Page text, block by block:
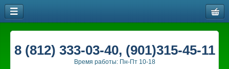
8 (812) 333-03-40, (901)315-45-11
Время работы: Пн-Пт 10-18